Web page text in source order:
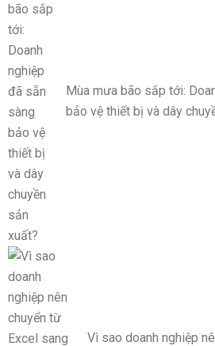
Mùa mưa bão sắp tới:
bảo vệ thiết bị và dây
Vì sao doanh nghiệp